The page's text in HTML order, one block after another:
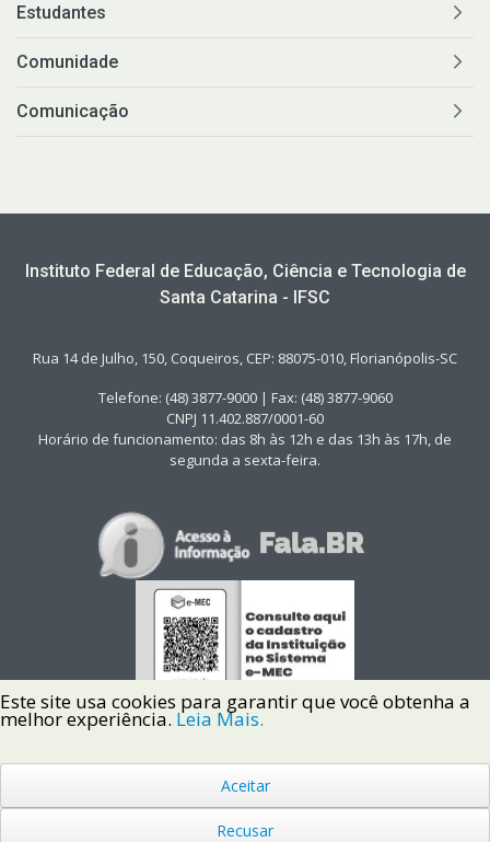
Estudantes
Comunidade
Comunicação
Instituto Federal de Educação, Ciência e Tecnologia de
Santa Catarina - IFSC
Rua 14 de Julho, 150, Coqueiros, CEP: 88075-010, Florianópolis-SC
Telefone: (48) 3877-9000 | Fax: (48) 3877-9060
CNPJ 11.402.887/0001-60
Horário de funcionamento: das 8h às 12h e das 13h às 17h, de
segunda a sexta-feira.
Copyright © 2022 Instituto Federal de Santa Catarina IFSC
Todos os Direitos Reservados.
Este site usa cookies para garantir que você obtenha a
melhor experiência. Leia Mais.
Aceitar
Recusar